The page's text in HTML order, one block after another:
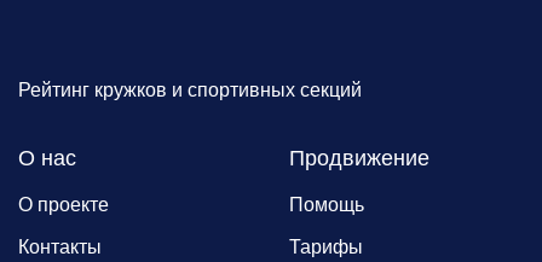
Рейтинг кружков и спортивных секций
О нас
О проекте
Контакты
Продвижение
Помощь
Тарифы